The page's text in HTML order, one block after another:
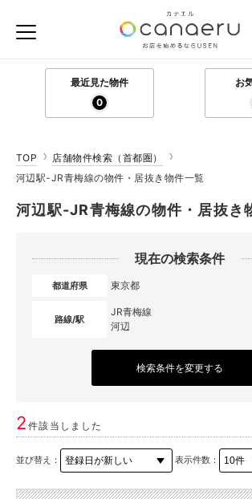
最近見た物件
0
お
TOP
店舗物件検索（首都圏）
河辺駅-JR青梅線の物件・居抜き物件一覧
河辺駅-JR青梅線の物件・居抜き
現在の検索条件
都道府県 東京都
路線/駅
JR青梅線
河辺
検索条件を変更する
2件該当しました
並び替え： 表示件数：